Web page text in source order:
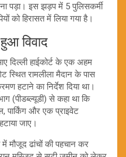
पड़ा। इस झड़प में 5 पुलिसकर्मी
को हिरासत में लिया गया है।
विवाद
दिल्ली हाईकोर्ट के एक अहम
स्थित रामलीला मैदान के पास
हटाने का निर्देश दिया था।
(पीडब्ल्यूडी) से कहा था कि
और एक प्राइवेट
जाए।
मौजूद ढांचों की पहचान कर